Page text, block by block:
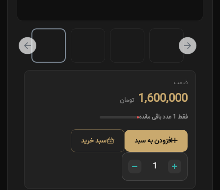
قیمت
1,600,000 تومان
فقط 1 عدد باقی مانده
افزودن به سبد سبد خرید